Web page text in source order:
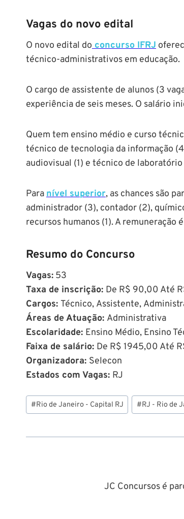
Vagas do novo edital
O novo edital doconcurso IFRJ
técnico-administrativos em educação.
O cargo de assistente de alunos (3
experiência de seis meses. O salário
Quem tem ensino médio e curso
técnico de tecnologia da informação
audiovisual (1) e técnico de
Paranível superior, as chances são
administrador (3), contador (2),
recursos humanos (1). A remuneração
Resumo do Concurso
Vagas: 53
Taxa de inscrição: De R$ 90,00 Até
Cargos: Técnico, Assistente,
Áreas de Atuação: Administrativa
Escolaridade: Ensino Médio, Ensino
Faixa de salário: De R$ 1945,00 Até
Organizadora: Selecon
Estados com Vagas: RJ
Tags
do
#Rio de Janeiro - Capital RJ #RJ - Rio de
JC Concursos é